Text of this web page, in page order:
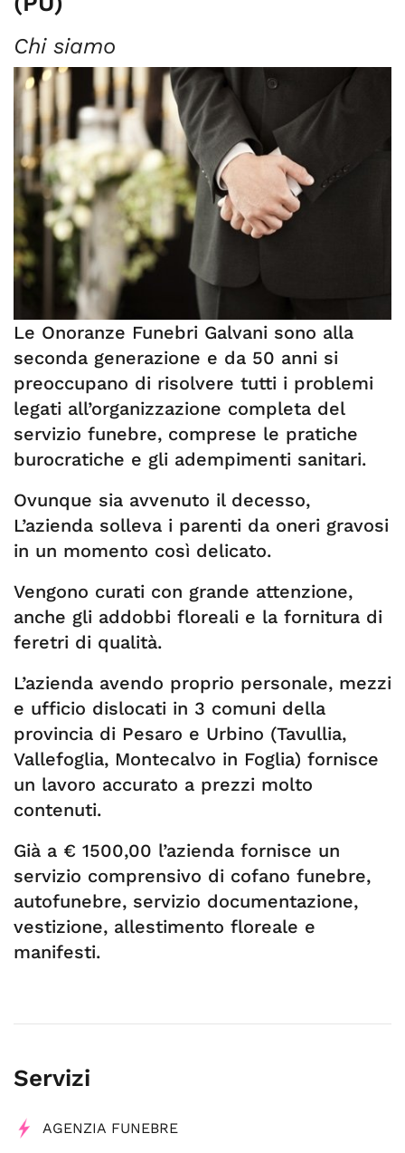
Chi siamo
Le Onoranze Funebri Galvani sono alla
seconda generazione e da 50 anni si
preoccupano di risolvere tutti i problemi
legati all’organizzazione completa del
servizio funebre, comprese le pratiche
burocratiche e gli adempimenti sanitari.
Ovunque sia avvenuto il decesso,
L’azienda solleva i parenti da oneri gravosi
in un momento così delicato.
Vengono curati con grande attenzione,
anche gli addobbi floreali e la fornitura di
feretri di qualità.
L’azienda avendo proprio personale, mezzi
e ufficio dislocati in 3 comuni della
provincia di Pesaro e Urbino (Tavullia,
Vallefoglia, Montecalvo in Foglia) fornisce
un lavoro accurato a prezzi molto
contenuti.
Già a € 1500,00 l’azienda fornisce un
servizio comprensivo di cofano funebre,
autofunebre, servizio documentazione,
vestizione, allestimento floreale e
manifesti.
Servizi
AGENZIA FUNEBRE